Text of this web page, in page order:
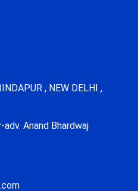
, NEW DELHI ,
-adv. Anand Bhardwaj